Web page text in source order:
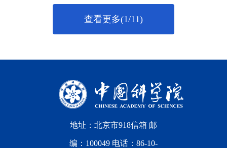
查看更多(1/11)
地址：北京市918信箱 邮
编：100049 电话：86-10-